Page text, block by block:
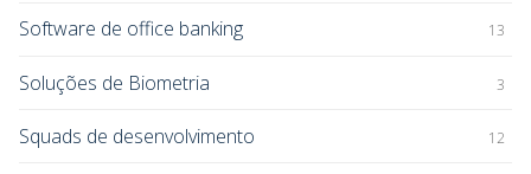
Software de office banking 13
Soluções de Biometria 3
Squads de desenvolvimento 12